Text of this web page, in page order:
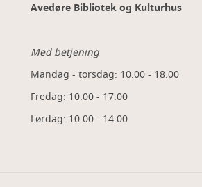
Avedøre Bibliotek og Kulturhus
Med betjening
Mandag - torsdag: 10.00 - 18.00
Fredag: 10.00 - 17.00
Lørdag: 10.00 - 14.00